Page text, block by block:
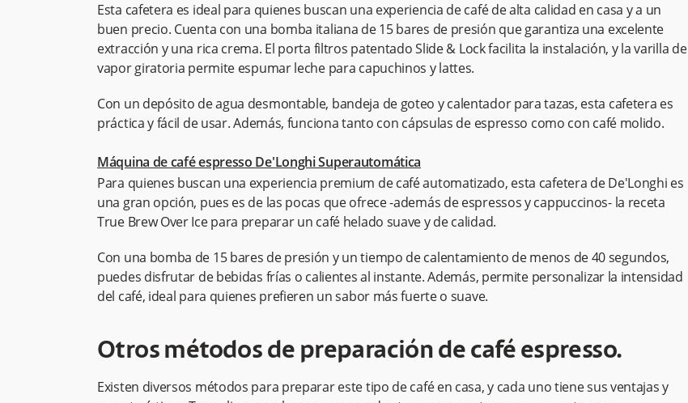
Esta cafetera es ideal para quienes buscan una experiencia de café de alta calidad en casa y a un
buen precio. Cuenta con una bomba italiana de 15 bares de presión que garantiza una excelente
extracción y una rica crema. El porta filtros patentado Slide & Lock facilita la instalación, y la varilla de
vapor giratoria permite espumar leche para capuchinos y lattes.
Con un depósito de agua desmontable, bandeja de goteo y calentador para tazas, esta cafetera es
práctica y fácil de usar. Además, funciona tanto con cápsulas de espresso como con café molido.
Máquina de café espresso De'Longhi Superautomática
Para quienes buscan una experiencia premium de café automatizado, esta cafetera de De'Longhi es
una gran opción, pues es de las pocas que ofrece -además de espressos y cappuccinos- la receta
True Brew Over Ice para preparar un café helado suave y de calidad.
Con una bomba de 15 bares de presión y un tiempo de calentamiento de menos de 40 segundos,
puedes disfrutar de bebidas frías o calientes al instante. Además, permite personalizar la intensidad
del café, ideal para quienes prefieren un sabor más fuerte o suave.
Otros métodos de preparación de café espresso.
Existen diversos métodos para preparar este tipo de café en casa, y cada uno tiene sus ventajas y